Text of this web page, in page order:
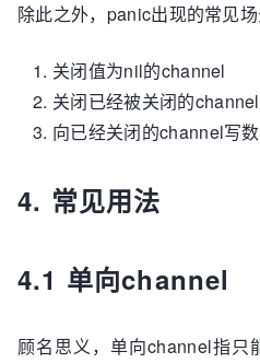
除此之外，panic出现的常见场
关闭值为nil的channel
关闭已经被关闭的channel
向已经关闭的channel写
4. 常见用法
4.1 单向channel
顾名思义，单向channel指只